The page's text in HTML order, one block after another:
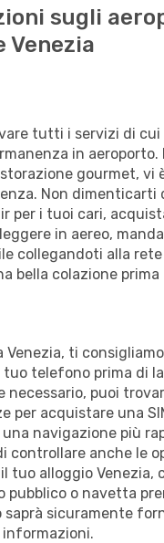
sugli
Venezia
tutti i servizi di cui
in aeroporto.
gourmet, vi
Non dimenticarti
per i tuoi cari,
in aereo,
collegandoti alla
bella colazione prima
Venezia, ti
telefono prima di
necessario, puoi
per acquistare una
navigazione più
controllare anche le
tuo alloggio Venezia,
pubblico o navetta
saprà sicuramente
informazioni.